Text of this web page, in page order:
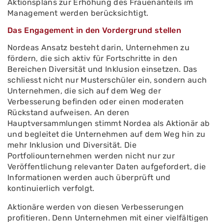
Aktionsplans zur Erhöhung des Frauenanteils im
Management werden berücksichtigt.
Das Engagement in den Vordergrund stellen
Nordeas Ansatz besteht darin, Unternehmen zu
fördern, die sich aktiv für Fortschritte in den
Bereichen Diversität und Inklusion einsetzen. Das
schliesst nicht nur Musterschüler ein, sondern auch
Unternehmen, die sich auf dem Weg der
Verbesserung befinden oder einen moderaten
Rückstand aufweisen. An deren
Hauptversammlungen stimmt Nordea als Aktionär ab
und begleitet die Unternehmen auf dem Weg hin zu
mehr Inklusion und Diversität. Die
Portfoliounternehmen werden nicht nur zur
Veröffentlichung relevanter Daten aufgefordert, die
Informationen werden auch überprüft und
kontinuierlich verfolgt.
Aktionäre werden von diesen Verbesserungen
profitieren. Denn Unternehmen mit einer vielfältigen